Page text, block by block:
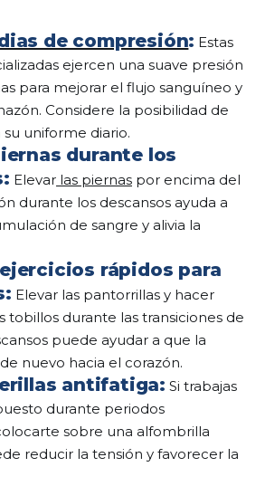
de compresión: Estas
ejercen una suave presión
para mejorar el flujo sanguíneo y
Considere la posibilidad de
uniforme diario.
durante los
Elevar las piernas por encima del
durante los descansos ayuda a
de sangre y alivia la
rápidos para
Elevar las pantorrillas y hacer
tobillos durante las transiciones de
puede ayudar a que la
nuevo hacia el corazón.
antifatiga: Si trabajas
durante periodos
sobre una alfombrilla
reducir la tensión y favorecer la